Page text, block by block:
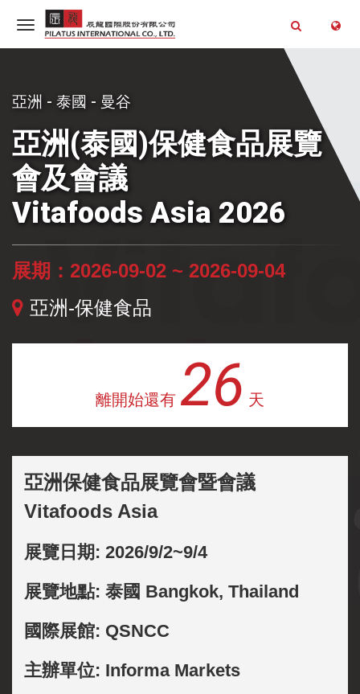
亞洲 - 泰國 - 曼谷
亞洲(泰國)保健食品展覽
會及會議
Vitafoods Asia 2026
展期：2026-09-02 ~ 2026-09-04
亞洲-保健食品
離開始還有 26 天
亞洲保健食品展覽會暨會議
Vitafoods Asia
展覽日期: 2026/9/2~9/4
展覽地點: 泰國 Bangkok, Thailand
國際展館: QSNCC
主辦單位: Informa Markets